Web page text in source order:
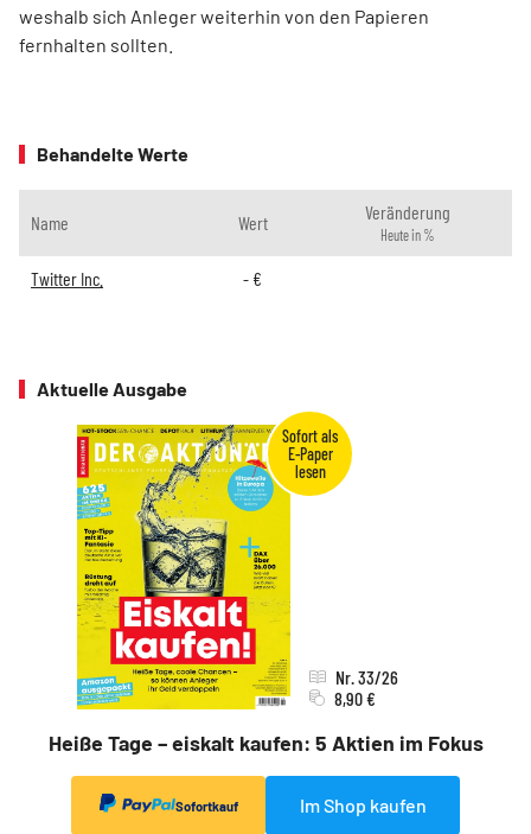
weshalb sich Anleger weiterhin von den Papieren
fernhalten sollten.
Behandelte Werte
Name Wert Veränderung
Heute in %
Twitter Inc. - €
Aktuelle Ausgabe
Heiße Tage – eiskalt kaufen: 5 Aktien im Fokus
Nr. 33/26
8,90 €
Sofortkauf Im Shop kaufen